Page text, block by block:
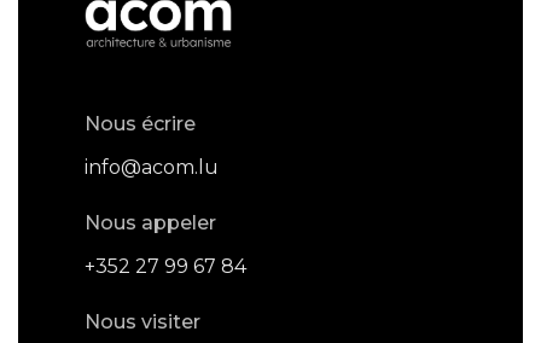
Nous écrire
info@acom.lu
Nous appeler
+352 27 99 67 84
Nous visiter